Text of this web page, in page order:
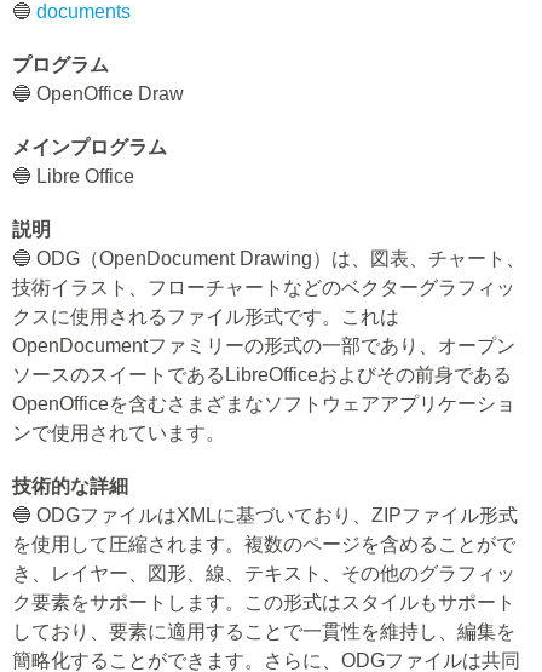
🔵 documents
プログラム
🔵 OpenOffice Draw
メインプログラム
🔵 Libre Office
説明
🔵 ODG（OpenDocument Drawing）は、図表、チャート、
技術イラスト、フローチャートなどのベクターグラフィッ
クスに使用されるファイル形式です。これは
OpenDocumentファミリーの形式の一部であり、オープン
ソースのスイートであるLibreOfficeおよびその前身である
OpenOfficeを含むさまざまなソフトウェアアプリケーショ
ンで使用されています。
技術的な詳細
🔵 ODGファイルはXMLに基づいており、ZIPファイル形式
を使用して圧縮されます。複数のページを含めることがで
き、レイヤー、図形、線、テキスト、その他のグラフィッ
ク要素をサポートします。この形式はスタイルもサポート
しており、要素に適用することで一貫性を維持し、編集を
簡略化することができます。さらに、ODGファイルは共同